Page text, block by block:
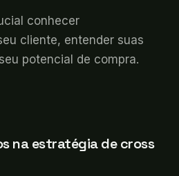
conhecer
cliente, entender suas
potencial de compra.
na estratégia de cross